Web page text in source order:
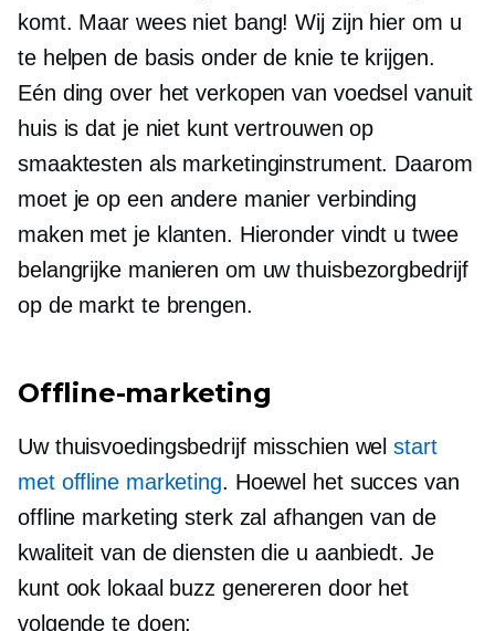
komt. Maar wees niet bang! Wij zijn hier om u
te helpen de basis onder de knie te krijgen.
Eén ding over het verkopen van voedsel vanuit
huis is dat je niet kunt vertrouwen op
smaaktesten als marketinginstrument. Daarom
moet je op een andere manier verbinding
maken met je klanten. Hieronder vindt u twee
belangrijke manieren om uw thuisbezorgbedrijf
op de markt te brengen.
Offline-marketing
Uw thuisvoedingsbedrijf misschien welstart
met offline marketing. Hoewel het succes van
offline marketing sterk zal afhangen van de
kwaliteit van de diensten die u aanbiedt. Je
kunt ook lokaal buzz genereren door het
volgende te doen: